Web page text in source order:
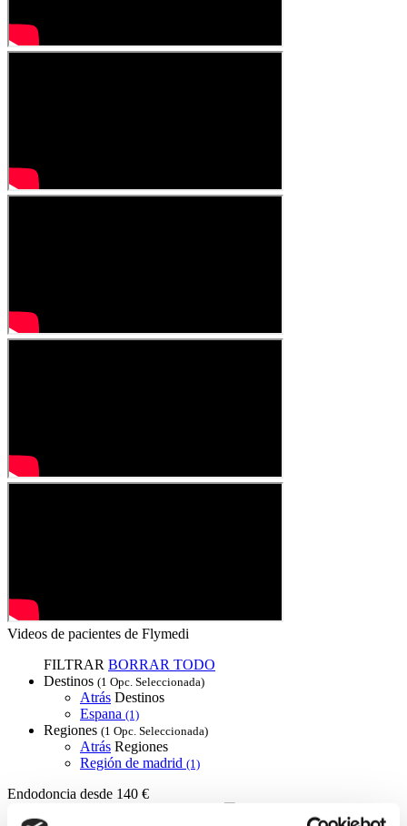
Videos de pacientes de Flymedi
FILTRAR BORRAR TODO
Destinos (1 Opc. Seleccionada)
Atrás Destinos
Espana (1)
Regiones (1 Opc. Seleccionada)
Atrás Regiones
Región de madrid (1)
Endodoncia desde 140 €